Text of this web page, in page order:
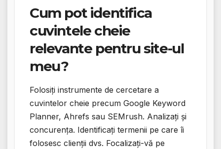
Cum pot identifica
cuvintele cheie
relevante pentru site-ul
meu?
Folosiți instrumente de cercetare a
cuvintelor cheie precum Google Keyword
Planner, Ahrefs sau SEMrush. Analizați și
concurența. Identificați termenii pe care îi
folosesc clienții dvs. Focalizați-vă pe